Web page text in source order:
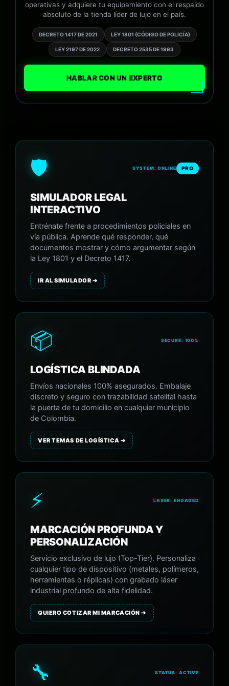
operativas y adquiere tu equipamiento con el respaldo
absoluto de la tienda líder de lujo en el país.
DECRETO 1417 DE 2021 LEY 1801 (CÓDIGO DE POLICÍA)
LEY 2197 DE 2022 DECRETO 2535 DE 1993
HABLAR CON UN EXPERTO
🛡️ SYSTEM: ONLINE PRO
SIMULADOR LEGAL
INTERACTIVO
Entrénate frente a procedimientos policiales en
vía pública. Aprende qué responder, qué
documentos mostrar y cómo argumentar según
la Ley 1801 y el Decreto 1417.
IR AL SIMULADOR ➔
📦 SECURE: 100%
LOGÍSTICA BLINDADA
Envíos nacionales 100% asegurados. Embalaje
discreto y seguro con trazabilidad satelital hasta
la puerta de tu domicilio en cualquier municipio
de Colombia.
VER TEMAS DE LOGÍSTICA ➔
⚡ LASER: ENGAGED
MARCACIÓN PROFUNDA Y
PERSONALIZACIÓN
Servicio exclusivo de lujo (Top-Tier). Personaliza
cualquier tipo de dispositivo (metales, polímeros,
herramientas o réplicas) con grabado láser
industrial profundo de alta fidelidad.
QUIERO COTIZAR MI MARCACIÓN ➔
🔧 STATUS: ACTIVE